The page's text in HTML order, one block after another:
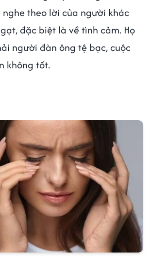
nghe theo lời của người khác
đặc biệt là về tình cảm. Họ
người đàn ông tệ bạc, cuộc
không tốt.